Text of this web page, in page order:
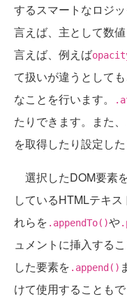
するスマートなロジ
言えば、主として数
言えば、例えば
て扱いが違うとして
なことを行います。
たりできます。また、
を取得したり設定した
選択したDOM要素
しているHTMLテキ
れらを .appendTo()や
ュメントに挿入する
した要素を .append()
けて使用することも